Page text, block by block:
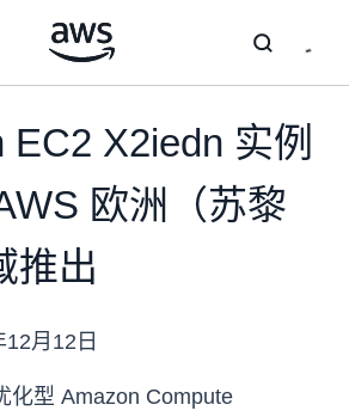
EC2 X2iedn 实例
欧洲（苏黎
推出
12月12日
化型 Amazon Compute